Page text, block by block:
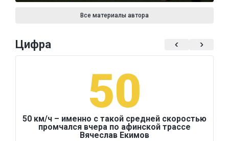
Все материалы автора
Цифра
50
50 км/ч – именно с такой средней скоростью
промчался вчера по афинской трассе
Вячеслав Екимов